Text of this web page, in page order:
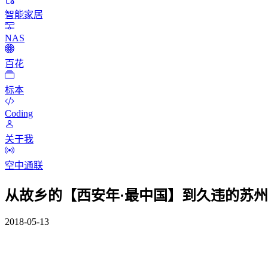
智能家居
NAS
百花
标本
Coding
关于我
空中通联
从故乡的【西安年·最中国】到久违的苏
2018-05-13